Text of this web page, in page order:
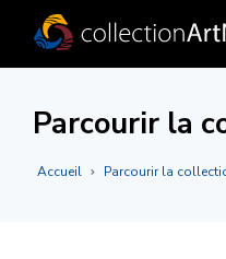
Parcourir la
Accueil Parcourir la